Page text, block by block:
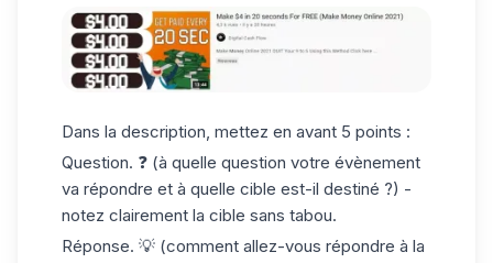
Dans la description, mettez en avant 5 points :
Question. ❓ (à quelle question votre évènement
va répondre et à quelle cible est-il destiné ?) -
notez clairement la cible sans tabou.
Réponse. 💡 (comment allez-vous répondre à la